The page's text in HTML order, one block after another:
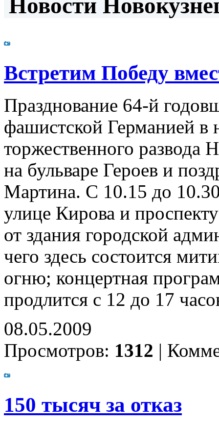
Новости
Встретим Победу
Празднование 64-й
фашистской Германией в
торжественного развода
на бульваре Героев и
Мартина. С 10.15 до
улице Кирова и
от здания городской
чего здесь состоится
огню; концертная
продлится с 12 до 17
08.05.2009
Просмотров: 1312 |
150 тысяч за отказ